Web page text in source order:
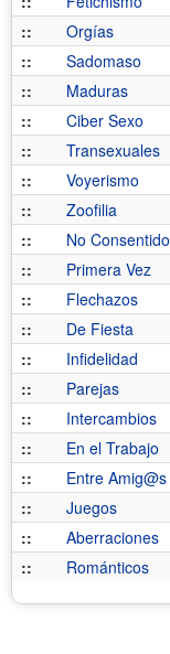
::
Orgías
::
Sadomaso
::
Maduras
::
Ciber Sexo
::
Transexuales
::
Voyerismo
::
Zoofilia
::
No Consentido
::
Primera Vez
::
Flechazos
::
De Fiesta
::
Infidelidad
::
Parejas
::
Intercambios
::
En el Trabajo
::
Entre Amig@s
::
Juegos
::
Aberraciones
::
Románticos